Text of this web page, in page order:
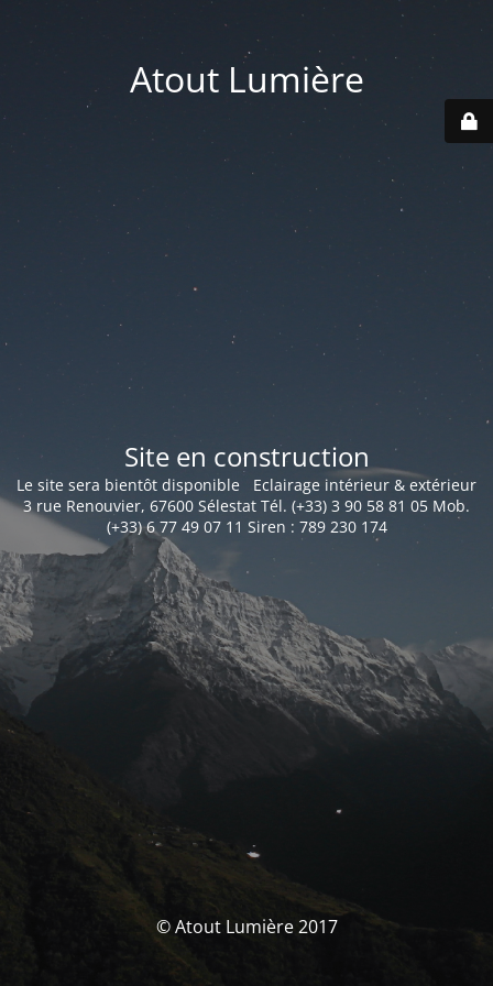
Atout Lumière
Site en construction
Le site sera bientôt disponible Eclairage intérieur & extérieur
3 rue Renouvier, 67600 Sélestat Tél. (+33) 3 90 58 81 05 Mob.
(+33) 6 77 49 07 11 Siren : 789 230 174
© Atout Lumière 2017